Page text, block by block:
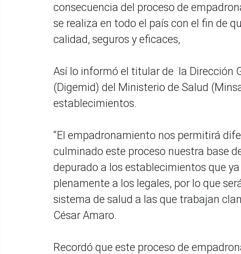
consecuencia del proceso de
se realiza en todo el país con el fin de
calidad, seguros y eficaces,
Así lo informó el titular de la Dirección
(Digemid) del Ministerio de Salud
establecimientos.
“El empadronamiento nos permitirá
culminado este proceso nuestra base
depurado a los establecimientos que
plenamente a los legales, por lo que
sistema de salud a las que trabajan
César Amaro.
Recordó que este proceso de